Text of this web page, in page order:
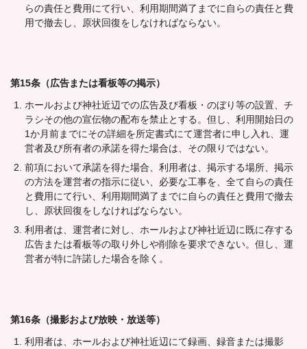
らの責任と費用にて行い、利用期間満了までに自らの責任と費
用で撤去し、原状回復をしなければならない。
第15条（広告または看板等の掲示）
ホールおよび神社近辺での広告及び看板・のぼり等の設置、チ
ラシその他の宣伝物の配布を禁止とする。但し、利用開始日の
1か月前までにその詳細を所定書式にて運営者に申し入れ、運
営者及び所有者の承諾を得た場合は、その限りではない。
前項において承諾を得た場合、利用者は、掲示する場所、掲示
の方法を運営者の指示に従い、必要な工事を、全て自らの責任
と費用にて行い、利用期間満了までに自らの責任と費用で撤去
し、原状回復をしなければならない。
利用者は、運営者に対し、ホールおよび神社近辺に既に存する
広告または看板等の取り外しや削除を要求できない。但し、運
営者が特に許諾した場合を除く。
第16条（撮影および放映・放送等）
利用者は、ホールおよび神社近辺にて録画、録音または撮影